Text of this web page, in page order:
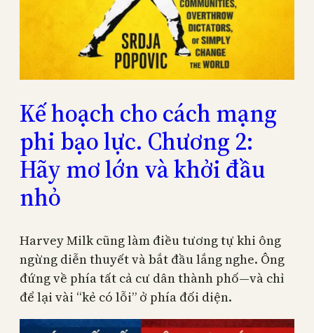
Kế hoạch cho cách mạng
phi bạo lực. Chương 2:
Hãy mơ lớn và khởi đầu
nhỏ
Harvey Milk cũng làm điều tương tự khi ông
ngừng diễn thuyết và bắt đầu lắng nghe. Ông
đứng về phía tất cả cư dân thành phố—và chỉ
để lại vài “kẻ có lỗi” ở phía đối diện.